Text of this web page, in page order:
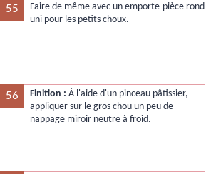
55
Faire de même avec un emporte-pièce rond
uni pour les petits choux.
56 Finition : À l'aide d'un pinceau pâtissier,
appliquer sur le gros chou un peu de
nappage miroir neutre à froid.